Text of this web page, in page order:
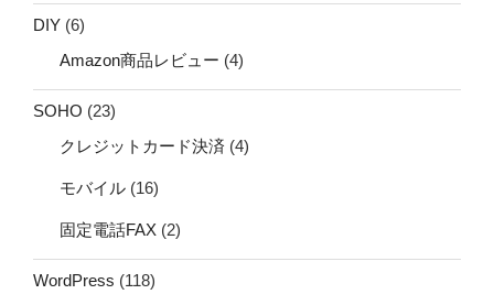
DIY (6)
Amazon商品レビュー (4)
SOHO (23)
クレジットカード決済 (4)
モバイル (16)
固定電話FAX (2)
WordPress (118)